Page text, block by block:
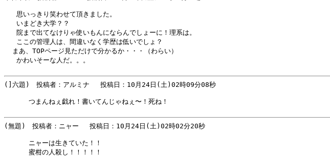
   思いっきり笑わせて頂きました。
   いまどき大学？？
   院まで出てなけりゃ使いもんにならんでしょーに！理系は。
   ここの管理人は、間違いなく学歴は低いでしょ？
  まあ、TOPページ見ただけで分かるか・・・（わらい）
   かわいそーな人だ。。。
(]六題)　投稿者：アルミナ 　投稿日：10月24日(土)02時09分08秒
      つまんねぇ戯れ！書いてんじゃねぇ〜！死ね！
(無題)　投稿者：ニャー 　投稿日：10月24日(土)02時02分20秒
      ニャーは生きていた！！
      蜜柑の人殺し！！！！！